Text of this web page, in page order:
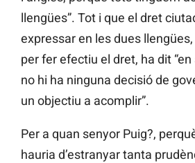
llengües”. Tot i que el dret
expressar en les dues
per fer efectiu el dret, ha dit
no hi ha ninguna decisió de
un objectiu a acomplir”.
Per a quan senyor Puig?,
hauria d’estranyar tanta